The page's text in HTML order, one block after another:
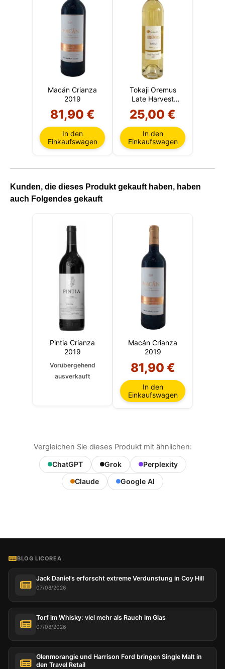
Macán Crianza
2019
81,90 €
In den
Einkaufswagen
Tokaji Oremus
Late Harvest
2023 50 CL
(Ungarn)
25,00 €
In den
Einkaufswagen
Kunden, die dieses Produkt gekauft haben, haben
auch Folgendes gekauft
Pintia Crianza
2019
Vorübergehend
ausverkauft
Macán Crianza
2019
81,90 €
In den
Einkaufswagen
Vergleichen Sie dieses Produkt mit ähnlichen:
ChatGPT Grok
Perplexity
Claude
Google AI
BLOG LICOREA
Jack Daniel’s erforscht extreme Verdunstung in Coy Hill
07/08/2026
Torf im Whisky: viel mehr als Rauch im Glas
07/08/2026
Glenmorangie und Harrison Ford bringen Single Malt in
den Travel Retail